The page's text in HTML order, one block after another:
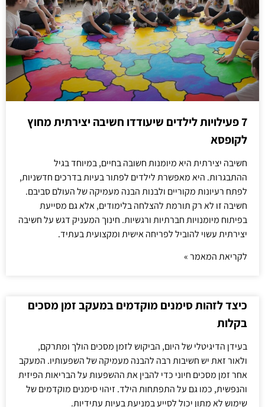
7 פעילויות לילדים שיעודדו חשיבה יצירתית מחוץ
לקופסא
חשיבה יצירתית היא מיומנות חשובה בחיים, במיוחד בגיל
ההתבגרות. היא מאפשרת לילדים לפתור בעיות בדרכים חדשניות,
לפתח רעיונות מקוריים ולבנות הבנה מעמיקה של העולם סביבם.
חשיבה זו לא רק תורמת להצלחה בלימודים, אלא גם מסייעת
בפיתוח מיומנויות חברתיות ורגשיות. חינוך המעניק דגש על חשיבה
יצירתית עשוי להוביל לפריחה אישית ומקצועית בעתיד.
לקריאת המאמר »
כיצד לזהות סימנים מוקדמים במעקב זמן מסכים
בקלות
בעידן הדיגיטלי של היום, הביקוש לזמן מסכים הולך ומתרקם,
ולאור זאת יש חשיבות רבה להבנה מעמיקה של השפעותיו. המעקב
אחר זמן מסכים חיוני כדי להבין את ההשפעות על הבריאות הפיזית
והנפשית, כמו גם על התפתחות הילד. זיהוי סימנים מוקדמים של
שימוש לא מתון יכול לסייע במניעת בעיות עתידיות.